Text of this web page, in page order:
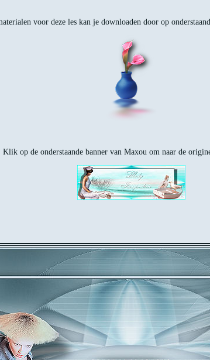
voor deze les kan je downloaden door op
Klik op de onderstaande banner van Maxou om naar de